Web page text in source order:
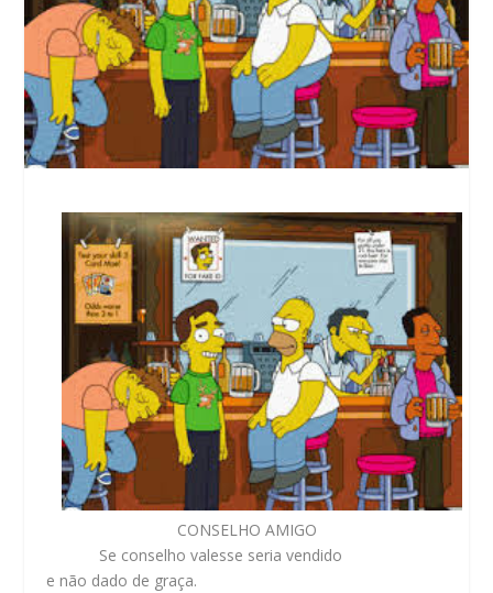
CONSELHO AMIGO
Se conselho valesse seria vendido
e não dado de graça.